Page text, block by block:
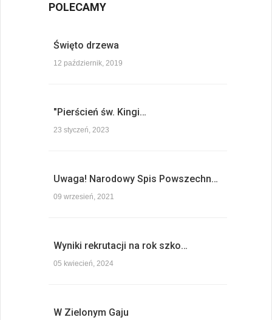
POLECAMY
Święto drzewa
12 październik, 2019
"Pierścień św. Kingi…
23 styczeń, 2023
Uwaga! Narodowy Spis Powszechn…
09 wrzesień, 2021
Wyniki rekrutacji na rok szko…
05 kwiecień, 2024
W Zielonym Gaju